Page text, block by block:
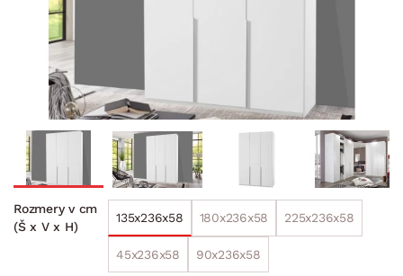
Rozmery v cm
(Š x V x H)
135x236x58 180x236x58 225x236x58
45x236x58 90x236x58